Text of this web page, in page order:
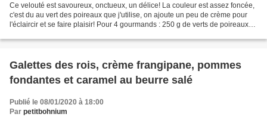
Ce velouté est savoureux, onctueux, un délice! La couleur est assez foncée,
c'est du au vert des poireaux que j'utilise, on ajoute un peu de crème pour
l'éclaircir et se faire plaisir! Pour 4 gourmands : 250 g de verts de poireaux
Galettes des rois, crème frangipane, pommes
fondantes et caramel au beurre salé
Publié le 08/01/2020 à 18:00
Par petitbohnium